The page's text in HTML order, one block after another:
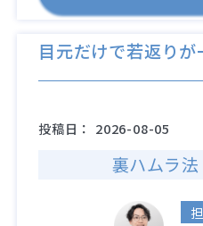
目元だけで若返り
投稿日： 2026-08-05
裏ハムラ法